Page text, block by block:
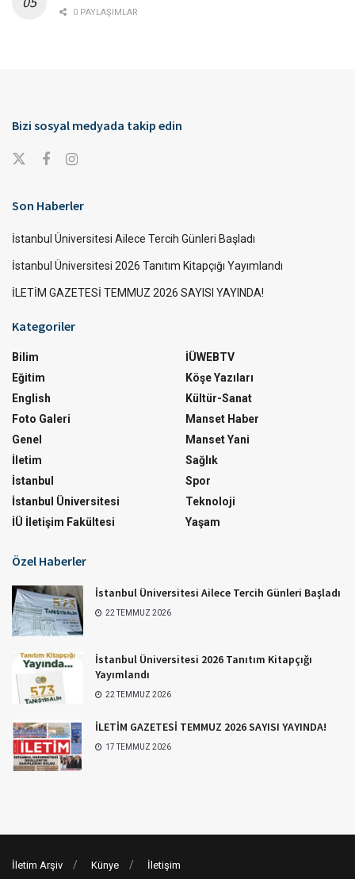
0 PAYLAŞIMLAR
Bizi sosyal medyada takip edin
Son Haberler
İstanbul Üniversitesi Ailece Tercih Günleri Başladı
İstanbul Üniversitesi 2026 Tanıtım Kitapçığı Yayımlandı
İLETİM GAZETESİ TEMMUZ 2026 SAYISI YAYINDA!
Kategoriler
Bilim
Eğitim
English
Foto Galeri
Genel
İletim
İstanbul
İstanbul Üniversitesi
İÜ İletişim Fakültesi
İÜWEBTV
Köşe Yazıları
Kültür-Sanat
Manset Haber
Manset Yani
Sağlık
Spor
Teknoloji
Yaşam
Özel Haberler
İstanbul Üniversitesi Ailece Tercih Günleri Başladı
22 TEMMUZ 2026
İstanbul Üniversitesi 2026 Tanıtım Kitapçığı
Yayımlandı
22 TEMMUZ 2026
İLETİM GAZETESİ TEMMUZ 2026 SAYISI YAYINDA!
17 TEMMUZ 2026
İletim Arşiv Künye İletişim